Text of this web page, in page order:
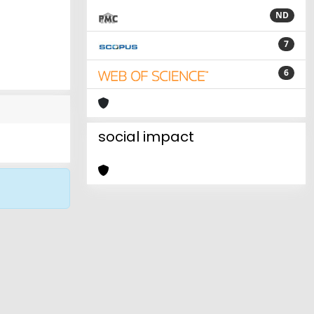
ND
7
6
social impact